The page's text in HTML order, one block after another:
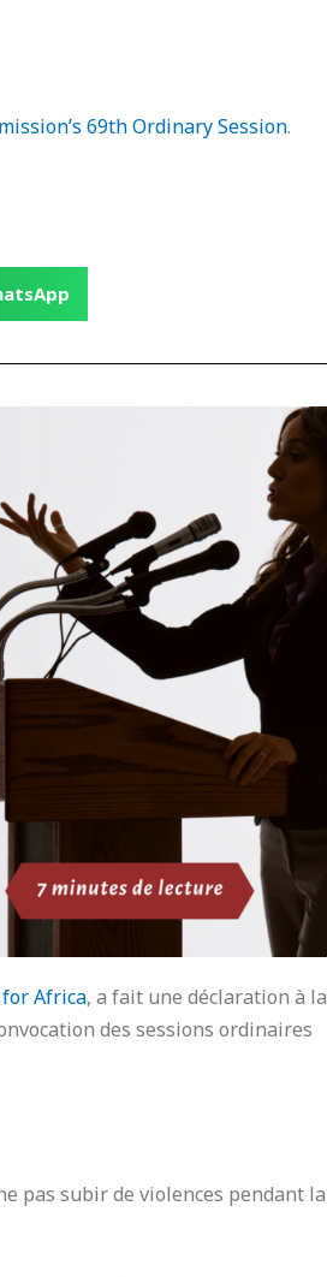
69th Ordinary Session.
Africa, a fait une déclaration à la
des sessions ordinaires
pas subir de violences pendant la